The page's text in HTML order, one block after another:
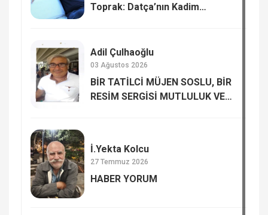
Toprak: Datça’nın Kadim
Adil Çulhaoğlu
03 Ağustos 2026
BİR TATİLCİ MÜJEN SOSLU, BİR
RESİM SERGİSİ MUTLULUK VE
İ.Yekta Kolcu
27 Temmuz 2026
HABER YORUM